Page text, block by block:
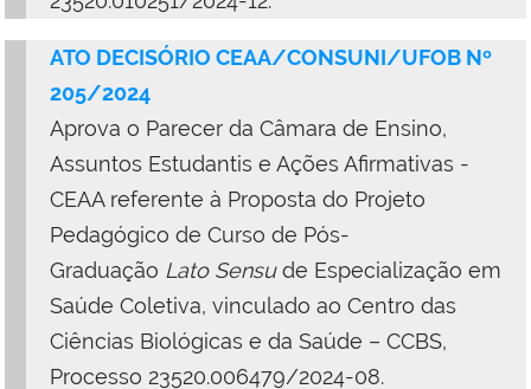
ATO DECISÓRIO CEAA/CONSUNI/UFOB Nº
205/2024
Aprova o Parecer da Câmara de Ensino,
Assuntos Estudantis e Ações Afirmativas -
CEAA referente à Proposta do Projeto
Pedagógico de Curso de Pós-
Graduação Lato Sensude Especialização em
Saúde Coletiva, vinculado ao Centro das
Ciências Biológicas e da Saúde – CCBS,
Processo 23520.006479/2024-08.